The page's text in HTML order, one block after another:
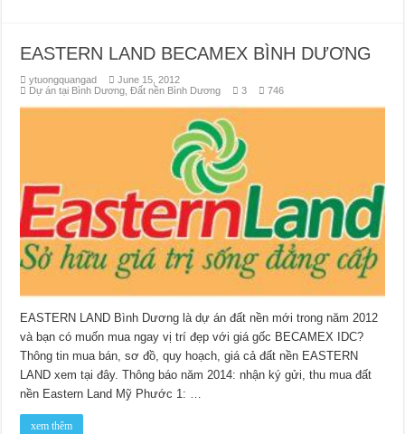
EASTERN LAND BECAMEX BÌNH DƯƠNG
ytuongquangad
June 15, 2012
Dự án tại Bình Dương ,Đất nền Bình Dương 3 746
EASTERN LAND Bình Dương là dự án đất nền mới trong năm 2012
và bạn có muốn mua ngay vị trí đẹp với giá gốc BECAMEX IDC?
Thông tin mua bán, sơ đồ, quy hoạch, giá cả đất nền EASTERN
LAND xem tại đây. Thông báo năm 2014: nhận ký gửi, thu mua đất
nền Eastern Land Mỹ Phước 1: …
xem thêm